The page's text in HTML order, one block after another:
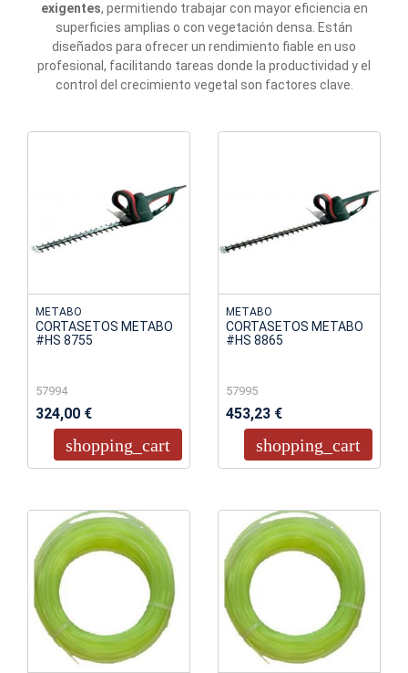
exigentes, permitiendo trabajar con mayor eficiencia en
superficies amplias o con vegetación densa. Están
diseñados para ofrecer un rendimiento fiable en uso
profesional, facilitando tareas donde la productividad y el
control del crecimiento vegetal son factores clave.
METABO
CORTASETOS METABO
#HS 8755
57994
324,00 €
shopping_cart
METABO
CORTASETOS METABO
#HS 8865
57995
453,23 €
shopping_cart